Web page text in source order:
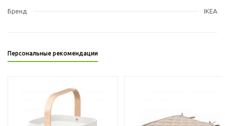
Бренд IKEA
Персональные рекомендации